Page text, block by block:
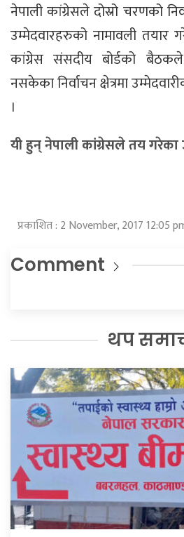
नेपाली कांग्रेसले दोस्रो चरणको
उम्मेदवारहरुको नामावली तयार
कांग्रेस संसदीय बोर्डको
नसकेका निर्वाचन क्षेत्रमा
।
यी हुन् नेपाली कांग्रेसले तय गरेका
प्रकाशित : 2 November, 2017 12:05
Comment
थप